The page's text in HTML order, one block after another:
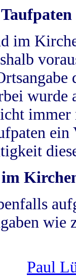
im
wurde
wie
Paul